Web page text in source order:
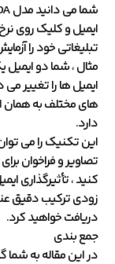
ایمیل و کلیک روی
تبلیغاتی خود را
مثال ، شما دو
ایمیل ها را تغییر
های مختلف به همان
دارد.
این تکنیک را می
تصاویر و فراخوان
کنید ، تأثیرگذاری
زودی ترکیب دقیق
دریافت خواهید کرد.
جمع بندی